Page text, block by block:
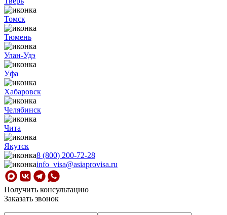
Томск
Тюмень
Улан-Удэ
Уфа
Хабаровск
Челябинск
Чита
Якутск
8 (800) 200-72-28
info_visa@asiaprovisa.ru
Получить консультацию
Заказать звонок